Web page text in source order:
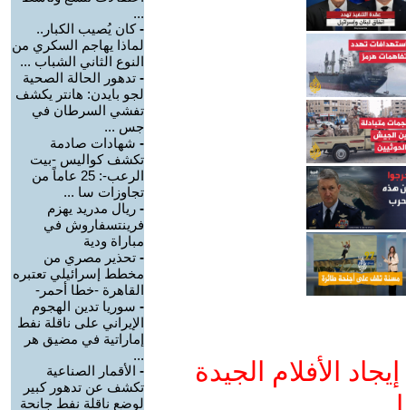
الأفلام الجيدة
...
-كان يُصيب الكبار..
لماذا يهاجم السكري من
النوع الثاني الشباب ...
- تدهور الحالة الصحية
لجو بايدن: هانتر يكشف
تفشي السرطان في
جس ...
- شهادات صادمة
تكشف كواليس -بيت
الرعب-: 25 عاماً من
تجاوزات سا ...
- ريال مدريد يهزم
فرينتسفاروش في
مباراة ودية
- تحذير مصري من
مخطط إسرائيلي تعتبره
القاهرة -خطا أحمر-
- سوريا تدين الهجوم
الإيراني على ناقلة نفط
إماراتية في مضيق هر
...
- الأقمار الصناعية
تكشف عن تدهور كبير
لوضع ناقلة نفط جانحة